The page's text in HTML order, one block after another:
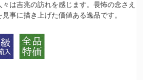
は吉兆の訪れを感じます。畏怖の念さえ
事に描き上げた価値ある逸品です。